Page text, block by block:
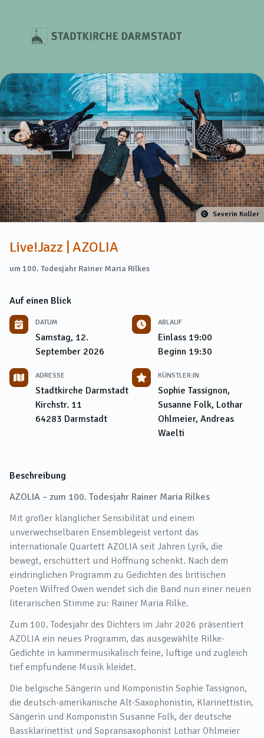
Severin Koller
Live!Jazz | AZOLIA
um 100. Todesjahr Rainer Maria Rilkes
Auf einen Blick
DATUM
Samstag, 12.
September 2026
ABLAUF
Einlass 19:00
Beginn 19:30
ADRESSE
Stadtkirche Darmstadt
Kirchstr. 11
64283 Darmstadt
KÜNSTLER:IN
Sophie Tassignon,
Susanne Folk, Lothar
Ohlmeier, Andreas
Waelti
Beschreibung
AZOLIA – zum 100. Todesjahr Rainer Maria Rilkes
Mit großer klanglicher Sensibilität und einem
unverwechselbaren Ensemblegeist vertont das
internationale Quartett AZOLIA seit Jahren Lyrik, die
bewegt, erschüttert und Hoffnung schenkt. Nach dem
eindringlichen Programm zu Gedichten des britischen
Poeten Wilfred Owen wendet sich die Band nun einer neuen
literarischen Stimme zu: Rainer Maria Rilke.
Zum 100. Todesjahr des Dichters im Jahr 2026 präsentiert
AZOLIA ein neues Programm, das ausgewählte Rilke-
Gedichte in kammermusikalisch feine, luftige und zugleich
tief empfundene Musik kleidet.
Die belgische Sängerin und Komponistin Sophie Tassignon,
die deutsch-amerikanische Alt-Saxophonistin, Klarinettistin,
Sängerin und Komponistin Susanne Folk, der deutsche
Bassklarinettist und Sopransaxophonist Lothar Ohlmeier